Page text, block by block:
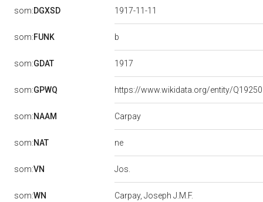
som:DGXSD 1917-11-11
som:FUNK b
som:GDAT 1917
som:GPWQ https://www.wikidata.org/entity/
som:NAAM Carpay
som:NAT ne
som:VN Jos.
som:WN Carpay, Joseph J.M.F.